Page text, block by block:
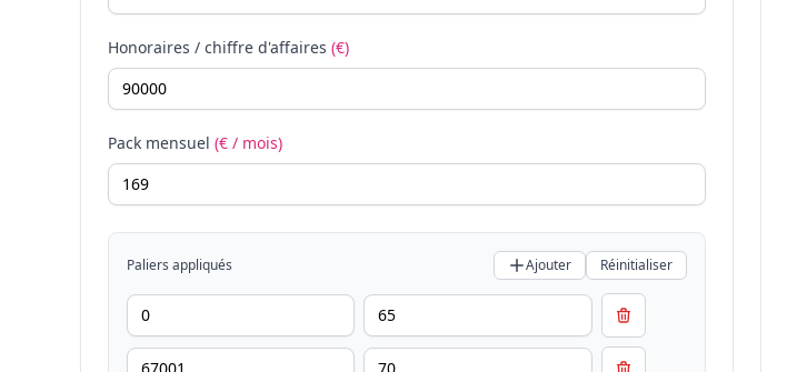
Honoraires / chiffre d'affaires (€)
Pack mensuel (€ / mois)
Paliers appliqués Ajouter Réinitialiser